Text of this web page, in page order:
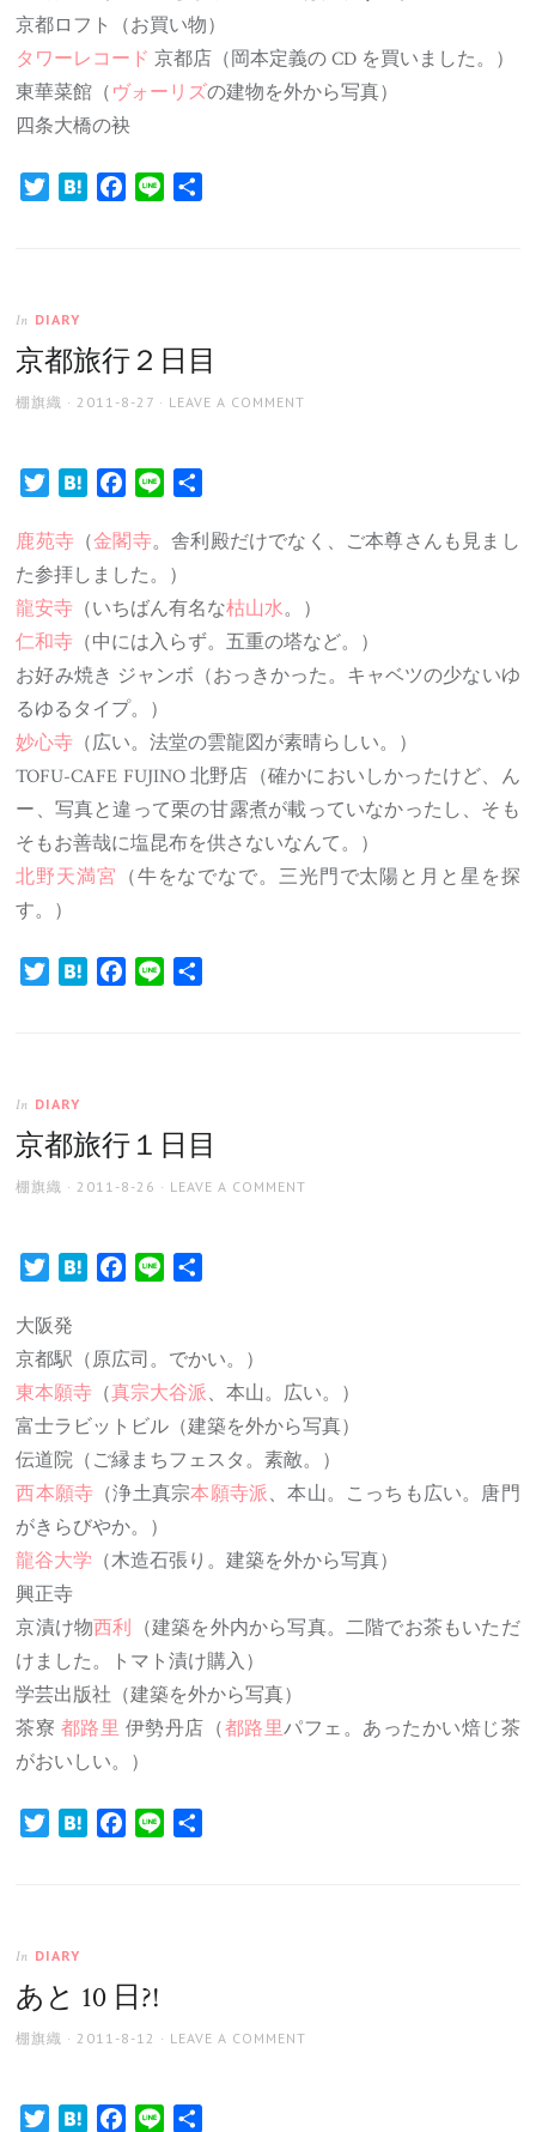
京都ロフト（お買い物）
タワーレコード 京都店（岡本定義の CD を買いました。）
東華菜館（ヴォーリズの建物を外から写真）
四条大橋の袂
TwitterHatenaFacebook
Line
In DIARY
京都旅行２日目
AUTHOR
棚旗織
POSTED
2011-8-27 LEAVE A COMMENT
TwitterHatenaFacebook
Line
鹿苑寺 （金閣寺。舎利殿だけでなく、ご本尊さんも見まし
た参拝しました。）
龍安寺 （いちばん有名な枯山水。）
仁和寺 （中には入らず。五重の塔など。）
お好み焼き ジャンボ（おっきかった。キャベツの少ないゆ
るゆるタイプ。）
妙心寺 （広い。法堂の雲龍図が素晴らしい。）
TOFU-CAFE FUJINO 北野店（確かにおいしかったけど、ん
ー、写真と違って栗の甘露煮が載っていなかったし、そも
そもお善哉に塩昆布を供さないなんて。）
北野天満宮 （牛をなでなで。三光門で太陽と月と星を探
す。）
TwitterHatenaFacebook
Line
In DIARY
京都旅行１日目
AUTHOR
棚旗織
POSTED
2011-8-26 LEAVE A COMMENT
TwitterHatenaFacebook
Line
大阪発
京都駅（原広司。でかい。）
東本願寺 （真宗大谷派、本山。広い。）
富士ラビットビル（建築を外から写真）
伝道院（ご縁まちフェスタ。素敵。）
西本願寺 （浄土真宗本願寺派、本山。こっちも広い。唐門
がきらびやか。）
龍谷大学 （木造石張り。建築を外から写真）
興正寺
京漬け物西利
（建築を外内から写真。二階でお茶もいただ
けました。トマト漬け購入）
学芸出版社（建築を外から写真）
茶寮 都路里 伊勢丹店（都路里パフェ。あったかい焙じ茶
がおいしい。）
TwitterHatenaFacebook
Line
In DIARY
あと 10 日?!
AUTHOR
棚旗織
POSTED
2011-8-12 LEAVE A COMMENT
TwitterHatenaFacebook
Line